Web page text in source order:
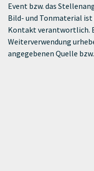
Event bzw. das
Bild- und Tonmaterial ist
Kontakt verantwortlich.
Weiterverwendung
angegebenen Quelle